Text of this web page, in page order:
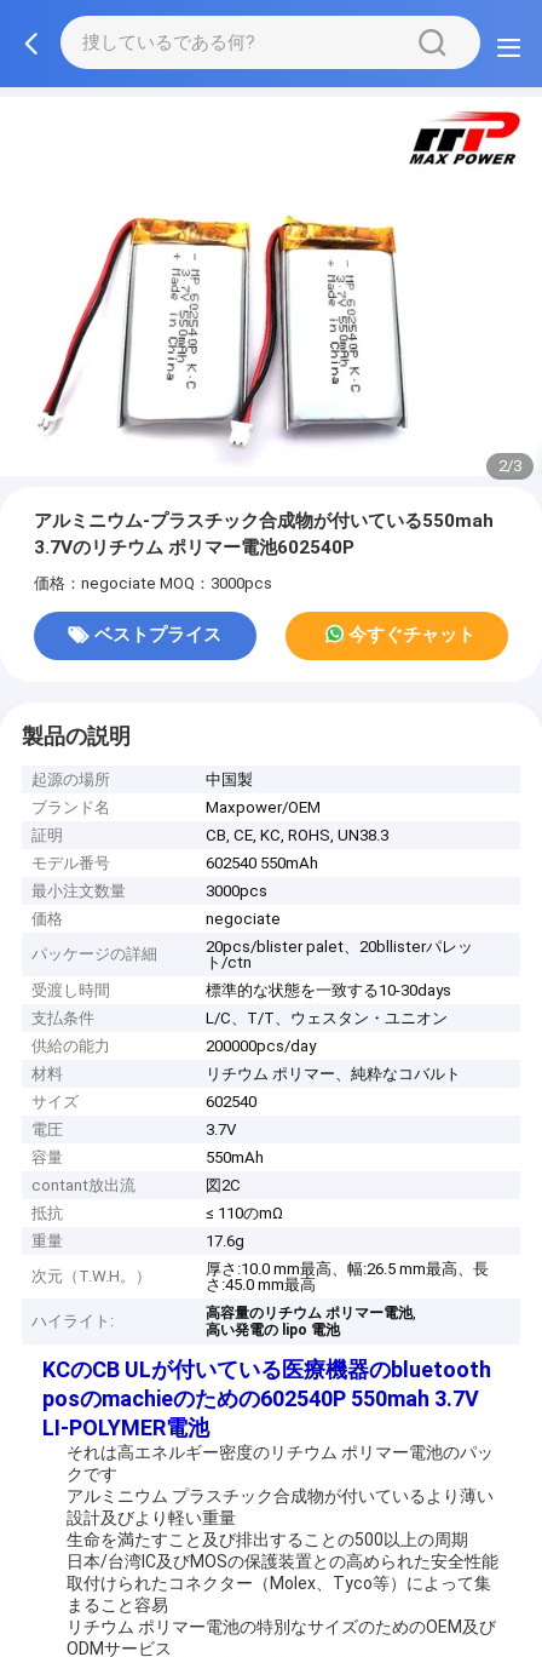
2/3
アルミニウム-プラスチック合成物が付いている550mah
3.7Vのリチウム ポリマー電池602540P
価格：negociate MOQ：3000pcs
ベストプライス 今すぐチャット
製品の説明
起源の場所
中国製
ブランド名
Maxpower/OEM
証明
CB, CE, KC, ROHS, UN38.3
モデル番号
602540 550mAh
最小注文数量
3000pcs
価格
negociate
パッケージの詳細
20pcs/blister palet、20bllisterパレッ
ト/ctn
受渡し時間
標準的な状態を一致する10-30days
支払条件
L/C、T/T、ウェスタン・ユニオン
供給の能力
200000pcs/day
材料
リチウム ポリマー、純粋なコバルト
サイズ
602540
電圧
3.7V
容量
550mAh
contant放出流
図2C
抵抗
≤ 110のmΩ
重量
17.6g
次元（T.W.H。）
厚さ:10.0 mm最高、幅:26.5 mm最高、長
さ:45.0 mm最高
ハイライト:
高容量のリチウム ポリマー電池,
高い発電の lipo 電池
KCのCB ULが付いている医療機器のbluetooth
posのmachieのための602540P 550mah 3.7V
LI-POLYMER電池
それは高エネルギー密度のリチウム ポリマー電池のパッ
クです
アルミニウム プラスチック合成物が付いているより薄い
設計及びより軽い重量
生命を満たすこと及び排出することの500以上の周期
日本/台湾IC及びMOSの保護装置との高められた安全性能
取付けられたコネクター（Molex、Tyco等）によって集
まること容易
リチウム ポリマー電池の特別なサイズのためのOEM及び
ODMサービス